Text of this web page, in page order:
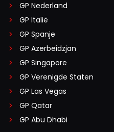
GP Nederland
GP Italië
GP Spanje
GP Azerbeidzjan
GP Singapore
GP Verenigde Staten
GP Las Vegas
GP Qatar
GP Abu Dhabi